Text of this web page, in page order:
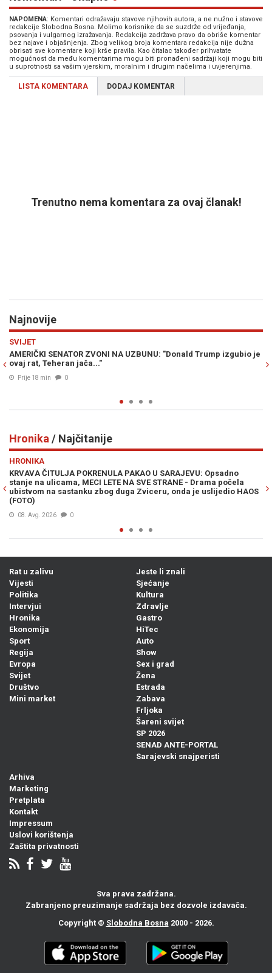
NAPOMENA: Komentari odražavaju stavove njihovih autora, a ne nužno i stavove
redakcije Slobodna Bosna. Molimo korisnike da se suzdrže od vrijeđanja,
psovanja i vulgarnog izražavanja. Redakcija zadržava pravo da obriše komentar
bez najave i objašnjenja. Zbog velikog broja komentara redakcija nije dužna
obrisati sve komentare koji krše pravila. Kao čitalac također prihvatate
mogućnost da među komentarima mogu biti pronađeni sadržaji koji mogu biti
u suprotnosti sa vašim vjerskim, moralnim i drugim načelima i uvjerenjima.
LISTA KOMENTARA DODAJ KOMENTAR
Trenutno nema komentara za ovaj članak!
Najnovije
Trump izgubio je BRUTALNI ODGOVOR KOJI JE DODIKA OSTAVIO
„Negator genocida iz Laktaša hvali se da je
Hronika / Najčitanije
Opsadno
- Drama počela
je uslijedio HAOS
POTVRĐENA OPTUŽNICA PROTIV SLUŽBENICE
knjižila uplate i oštetila državu za 186.415 KM
07. Avg. 2026
Rat u zalivu
Vijesti
Politika
Intervjui
Hronika
Ekonomija
Sport
Regija
Evropa
Svijet
Društvo
Mini market
Jeste li znali
Sjećanje
Kultura
Zdravlje
Gastro
HiTec
Auto
Show
Sex i grad
Žena
Estrada
Zabava
Frljoka
Šareni svijet
SP 2026
SENAD ANTE-PORTAL
Sarajevski snajperisti
Arhiva
Marketing
Pretplata
Kontakt
Impressum
Uslovi korištenja
Zaštita privatnosti
Sva prava zadržana.
Zabranjeno preuzimanje sadržaja bez dozvole izdavača.
Copyright © Slobodna Bosna 2000 - 2026.